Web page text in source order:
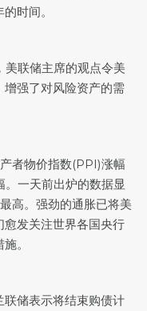
时间。
联储主席的观点令美
强了对风险资产的需
者物价指数(PPI)涨幅
一天前出炉的数据显
高。强劲的通胀已将美
发关注世界各国央行
。
联储表示将结束购债计